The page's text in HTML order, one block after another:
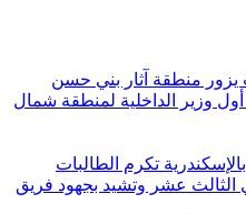
منطقة آثار بني حسن
وزير الداخلية لمنطقة شمال
تكرم الطالبات
الثالث عشر وتشيد بجهود فريق